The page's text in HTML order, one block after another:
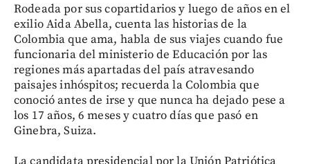
Rodeada por sus copartidarios y luego de años en el
exilio Aida Abella, cuenta las historias de la
Colombia que ama, habla de sus viajes cuando fue
funcionaria del ministerio de Educación por las
regiones más apartadas del país atravesando
paisajes inhóspitos; recuerda la Colombia que
conoció antes de irse y que nunca ha dejado pese a
los 17 años, 6 meses y cuatro días que pasó en
Ginebra, Suiza.
La candidata presidencial por la Unión Patriótica